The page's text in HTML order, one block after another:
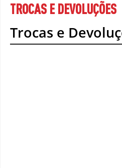
TROCAS E DEVOLUÇÕES
Trocas e